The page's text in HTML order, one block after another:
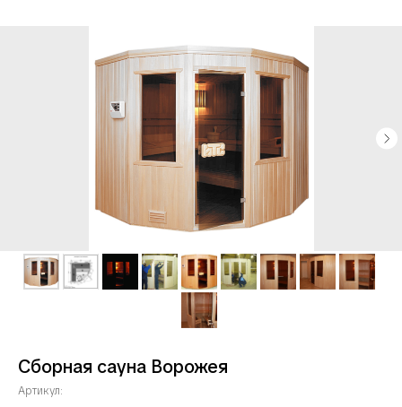
Сборная сауна Ворожея
Артикул: